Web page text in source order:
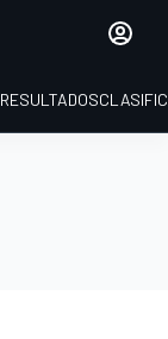
RESULTADOS